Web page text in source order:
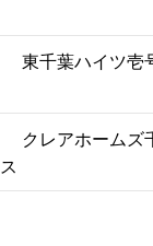
東千葉ハイツ
クレアホームズ
ス